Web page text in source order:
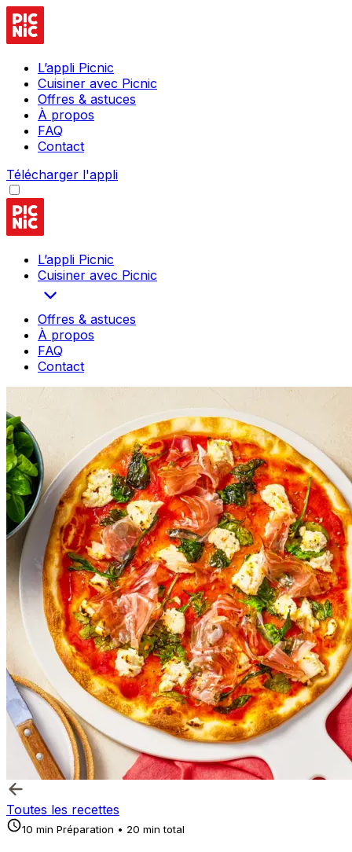
L’appli Picnic
Cuisiner avec Picnic
Offres & astuces
À propos
FAQ
Contact
Télécharger l'appli
L’appli Picnic
Cuisiner avec Picnic
Offres & astuces
À propos
FAQ
Contact
Toutes les recettes
10 min Préparation • 20 min total